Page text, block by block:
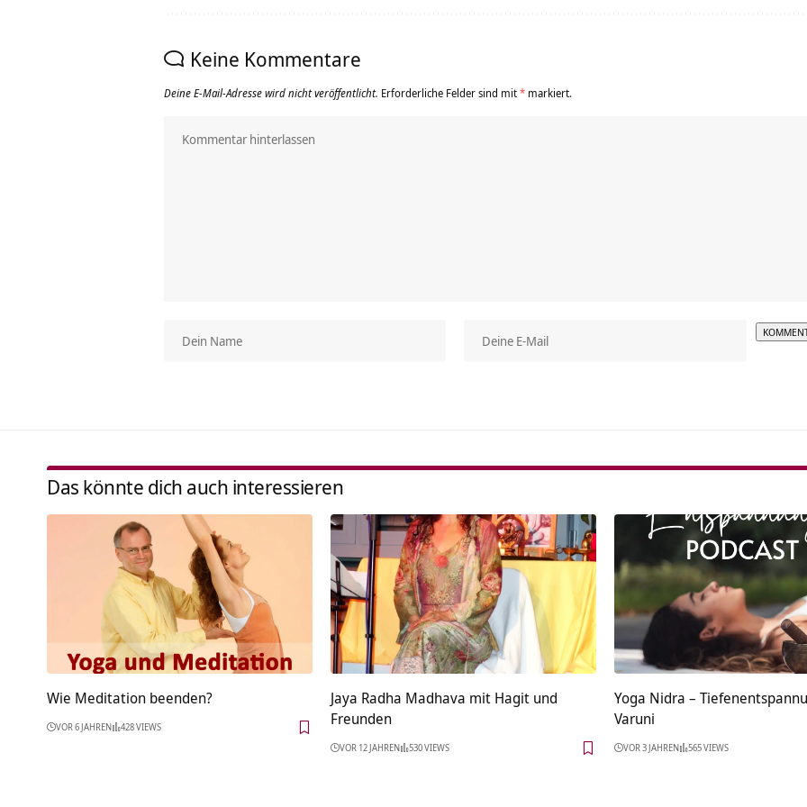
Keine Kommentare
Deine E-Mail-Adresse wird nicht veröffentlicht. Erforderliche Felder sind mit* markiert.
Das könnte dich auch interessieren
Wie Meditation beenden?
VOR 6 JAHREN 428 VIEWS
Jaya Radha Madhava mit Hagit und
Freunden
VOR 12 JAHREN 530 VIEWS
Yoga Nidra –
Varuni
VOR 3 JAHREN 565 VIEWS